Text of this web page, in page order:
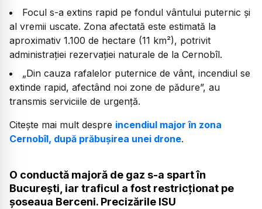
Focul s-a extins rapid pe fondul vântului puternic și
al vremii uscate. Zona afectată este estimată la
aproximativ 1.100 de hectare (11 km²), potrivit
administrației rezervației naturale de la Cernobîl.
„Din cauza rafalelor puternice de vânt, incendiul se
extinde rapid, afectând noi zone de pădure”, au
transmis serviciile de urgență.
Citește mai mult despre incendiul major în zona
Cernobîl, după prăbușirea unei drone.
O conductă majoră de gaz s-a spart în
București, iar traficul a fost restricționat pe
șoseaua Berceni. Precizările ISU